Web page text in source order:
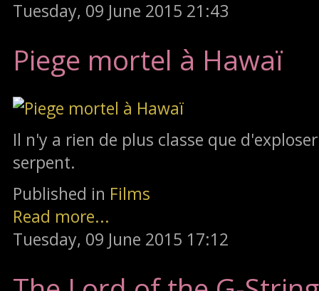
Tuesday, 09 June 2015 21:43
Piege mortel à Hawaï
Il n'y a rien de plus classe que
serpent.
Published in Films
Read more...
Tuesday, 09 June 2015 17:12